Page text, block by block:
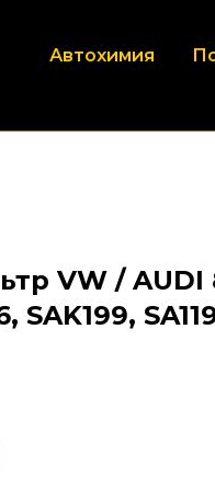
Автохимия
VW / AUDI
SAK199,